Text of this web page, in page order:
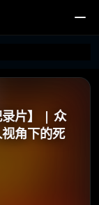
录片】 | 众
角下的死